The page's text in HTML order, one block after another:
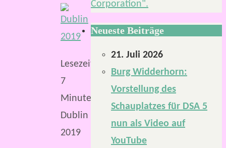
Lesezeit:
7
Minuten
Dublin
2019
Neueste Beiträge
21. Juli 2026
Burg Widderhorn:
Vorstellung des
Schauplatzes für DSA 5
nun als Video auf
YouTube